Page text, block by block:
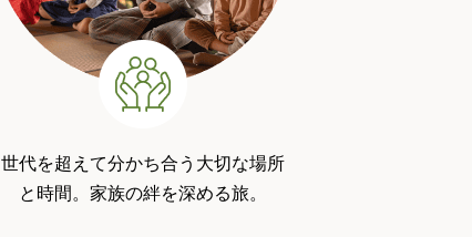
世代を超えて分かち合う大切な場所
と時間。家族の絆を深める旅。